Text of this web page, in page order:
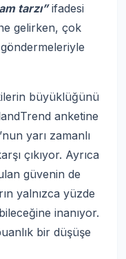
tarzı”ifadesi
gelirken, çok
büyüklüğünü
anketine
yarı zamanlı
çıkıyor. Ayrıca
güvenin de
yalnızca yüzde
inanıyor.
bir düşüşe